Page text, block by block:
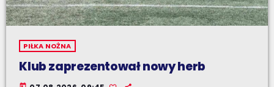
PIŁKA NOŻNA
Klub zaprezentował nowy herb